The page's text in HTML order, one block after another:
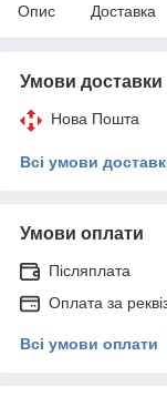
Опис Доставка
Умови доставки
Нова Пошта
Всі умови
Умови оплати
Післяплата
Оплата за
Всі умови оплати